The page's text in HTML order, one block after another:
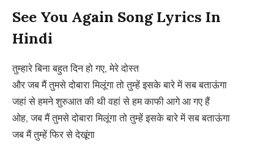
See You Again Song Lyrics In
Hindi
तुम्हारे बिना बहुत दिन हो गए, मेरे दोस्त
और जब मैं तुमसे दोबारा मिलूंगा तो तुम्हें इसके बारे में सब बताऊंगा
जहां से हमने शुरुआत की थी वहां से हम काफी आगे आ गए हैं
ओह, जब मैं तुमसे दोबारा मिलूंगा तो तुम्हें इसके बारे में सब बताऊंगा
जब मैं तुम्हें फिर से देखूंगा